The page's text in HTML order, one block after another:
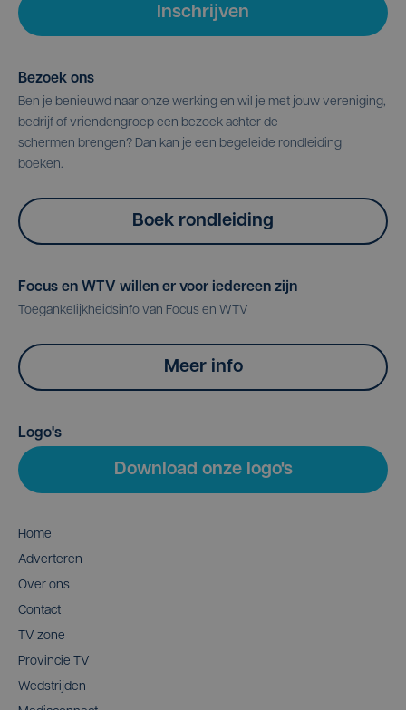
Inschrijven
Bezoek ons
Ben je benieuwd naar onze werking en wil je met jouw vereniging,
bedrijf of vriendengroep een bezoek achter de
schermen brengen? Dan kan je een begeleide rondleiding
boeken.
Boek rondleiding
Focus en WTV willen er voor iedereen zijn
Toegankelijkheidsinfo van Focus en WTV
Meer info
Logo's
Download onze logo's
Home
Adverteren
Over ons
Contact
TV zone
Provincie TV
Wedstrijden